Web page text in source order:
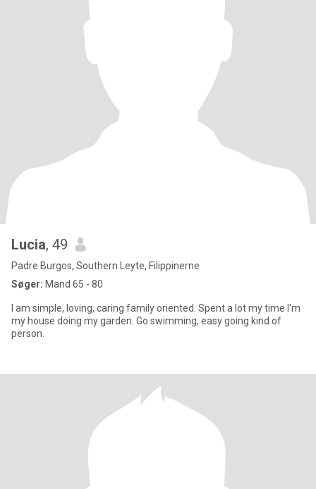
Lucia, 49
Padre Burgos, Southern Leyte, Filippinerne
Søger: Mand 65 - 80
I am simple, loving, caring family oriented. Spent a lot my time I'm
my house doing my garden. Go swimming, easy going kind of
person.